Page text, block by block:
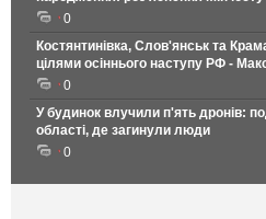
0
Костянтинівка, Слов'янськ та
цілями осіннього наступу РФ -
0
У будинок влучили п'ять дронів:
області, де загинули люди
0